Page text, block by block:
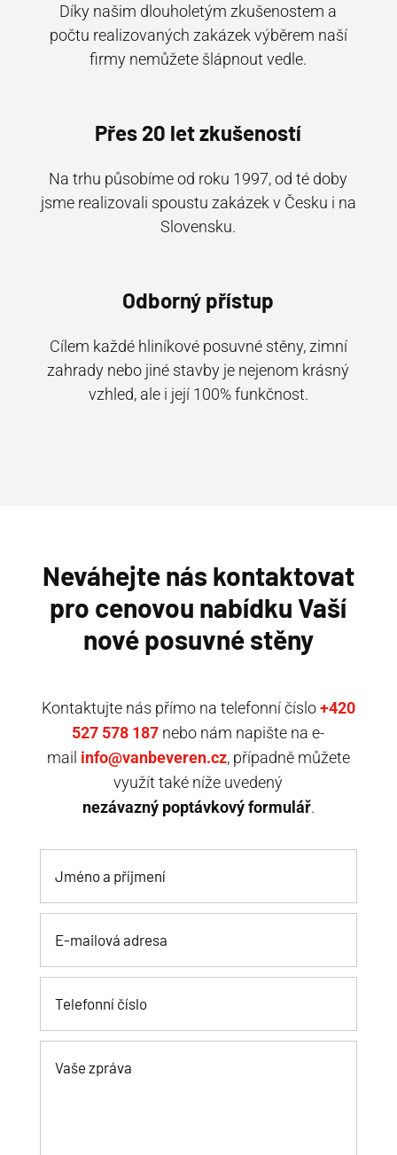
Díky našim dlouholetým zkušenostem a
počtu realizovaných zakázek výběrem naší
firmy nemůžete šlápnout vedle.
Přes 20 let zkušeností
Na trhu působíme od roku 1997, od té doby
jsme realizovali spoustu zakázek v Česku i na
Slovensku.
Odborný přístup
Cílem každé hliníkové posuvné stěny, zimní
zahrady nebo jiné stavby je nejenom krásný
vzhled, ale i její 100% funkčnost.
Neváhejte nás kontaktovat
pro cenovou nabídku Vaší
nové posuvné stěny
Kontaktujte nás přímo na telefonní číslo+420
527 578 187 nebo nám napište na e-
mail info@vanbeveren.cz, případně můžete
využít také níže uvedený
nezávazný poptávkový formulář.